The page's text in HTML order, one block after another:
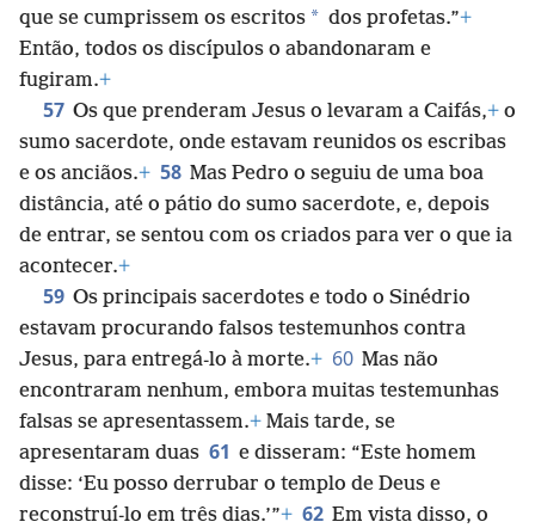
que se cumprissem os escritos * dos profetas.”+
Então, todos os discípulos o abandonaram e
fugiram.+
57 Os que prenderam Jesus o levaram a Caifás,+ o
sumo sacerdote, onde estavam reunidos os escribas
e os anciãos.+ 58 Mas Pedro o seguiu de uma boa
distância, até o pátio do sumo sacerdote, e, depois
de entrar, se sentou com os criados para ver o que ia
acontecer.+
59 Os principais sacerdotes e todo o Sinédrio
estavam procurando falsos testemunhos contra
Jesus, para entregá-lo à morte.+ 60 Mas não
encontraram nenhum, embora muitas testemunhas
falsas se apresentassem.+ Mais tarde, se
apresentaram duas 61 e disseram: “Este homem
disse: ‘Eu posso derrubar o templo de Deus e
reconstruí-lo em três dias.’”+ 62 Em vista disso, o